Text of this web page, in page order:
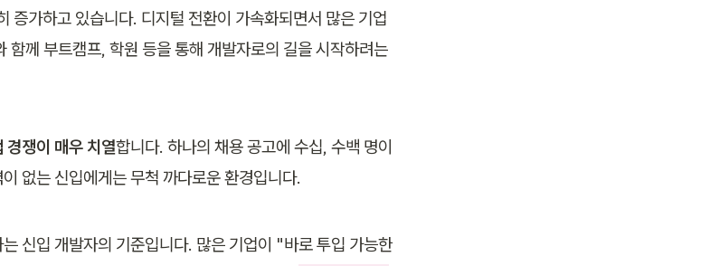
증가하고 있습니다. 디지털 전환이 가속화되면서 많은 기업
함께 부트캠프, 학원 등을 통해 개발자로의 길을 시작하려는
경쟁이 매우 치열합니다. 하나의 채용 공고에 수십, 수백 명이
없는 신입에게는 무척 까다로운 환경입니다.
신입 개발자의 기준입니다. 많은 기업이 "바로 투입 가능한